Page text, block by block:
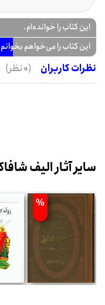
این کتاب را خوانده‌ام.
این کتاب را می‌خواهم
نظرات کاربران
(0 نظر)
سایر آثار الیف
%